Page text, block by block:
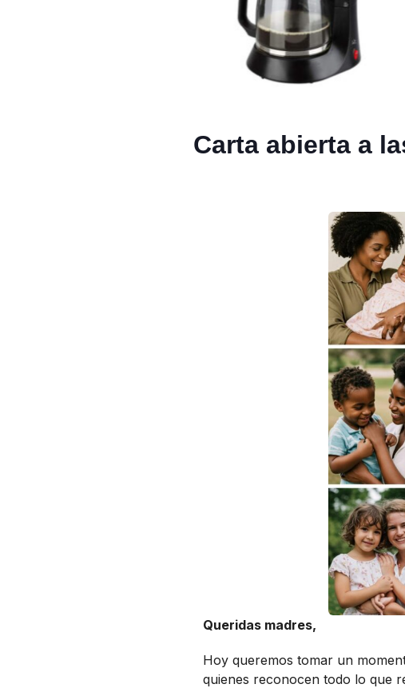
Carta abierta a
Queridas madres,
Hoy queremos tomar un
quienes reconocen todo lo que